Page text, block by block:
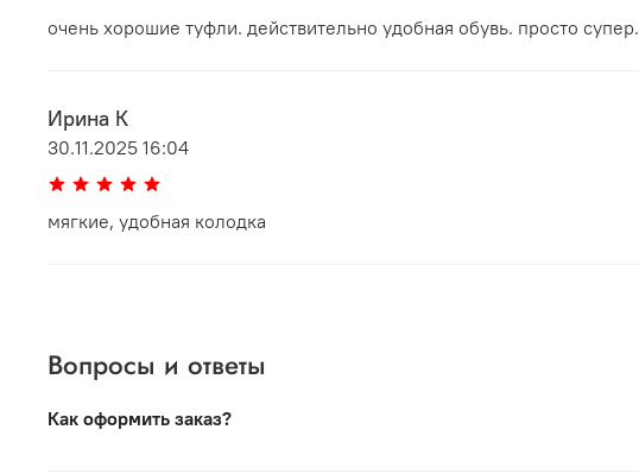
очень хорошие туфли. действительно удобная обувь. просто супер.
Ирина К
30.11.2025 16:04
мягкие, удобная колодка
Вопросы и ответы
Как оформить заказ?